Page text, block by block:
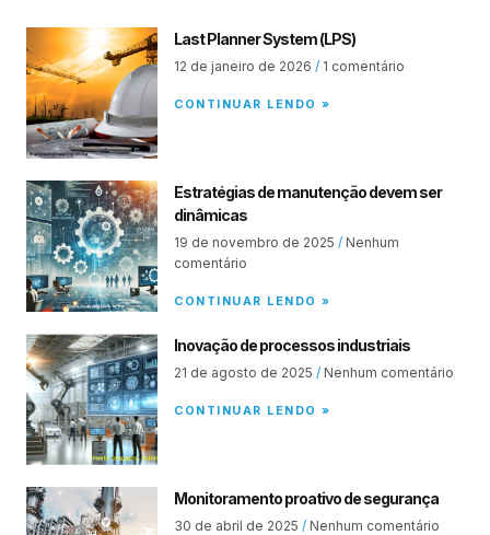
Last Planner System (LPS)
12 de janeiro de 2026 1 comentário
CONTINUAR LENDO »
Estratégias de manutenção devem ser
dinâmicas
19 de novembro de 2025
Nenhum
comentário
CONTINUAR LENDO »
Inovação de processos industriais
21 de agosto de 2025 Nenhum comentário
CONTINUAR LENDO »
Monitoramento proativo de segurança
30 de abril de 2025 Nenhum comentário